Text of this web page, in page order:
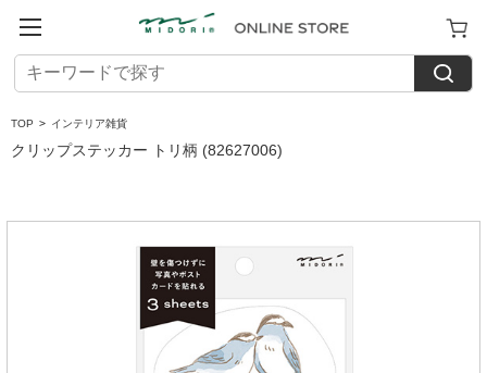
TOP > インテリア雑貨
クリップステッカー トリ柄 (82627006)